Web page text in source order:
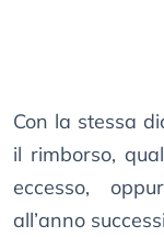
Con la stessa
il rimborso,
eccesso,
all’anno